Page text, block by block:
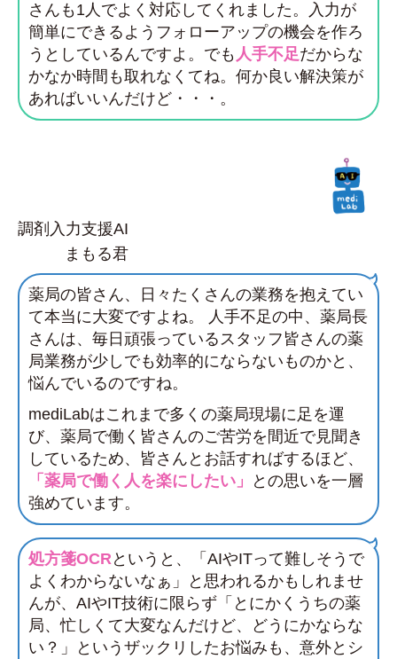
さんも1人でよく対応してくれました。入力が
簡単にできるようフォローアップの機会を作ろ
うとしているんですよ。でも 人手不足だからな
かなか時間も取れなくてね。何か良い解決策が
あればいいんだけど・・・。
調剤入力支援AI
まもる君
薬局の皆さん、日々たくさんの業務を抱えてい
て本当に大変ですよね。 人手不足の中、薬局長
さんは、毎日頑張っているスタッフ皆さんの薬
局業務が少しでも効率的にならないものかと、
悩んでいるのですね。
mediLabはこれまで多くの薬局現場に足を運
び、薬局で働く皆さんのご苦労を間近で見聞き
しているため、皆さんとお話すればするほど、
「薬局で働く人を楽にしたい」
との思いを一層
強めています。
処方箋OCRというと、「AIやITって難しそうで
よくわからないなぁ」と思われるかもしれませ
んが、AIやIT技術に限らず「とにかくうちの薬
局、忙しくて大変なんだけど、どうにかならな
い？」というザックリしたお悩みも、意外とシ